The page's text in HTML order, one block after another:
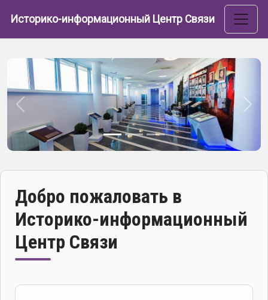
Историко-информационный Центр Связи
Назад
Добро пожаловать в
Историко-информационный
Центр Связи